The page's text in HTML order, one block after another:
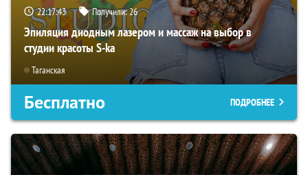
22:17:41 Получили:26
Эпиляция диодным лазером и массаж на выбор в
студии красоты S-ka
Таганская
Бесплатно ПОДРОБНЕЕ